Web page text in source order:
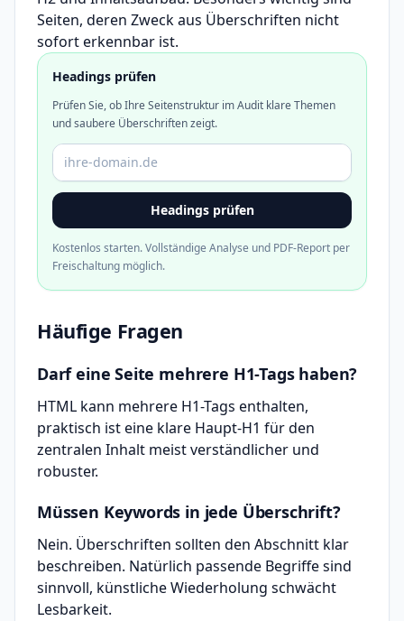
Seiten, deren Zweck aus Überschriften nicht
sofort erkennbar ist.
Headings prüfen
Prüfen Sie, ob Ihre Seitenstruktur im Audit klare Themen
und saubere Überschriften zeigt.
Domain oder URL
Headings prüfen
Kostenlos starten. Vollständige Analyse und PDF-Report per
Freischaltung möglich.
Häufige Fragen
Darf eine Seite mehrere H1-Tags haben?
HTML kann mehrere H1-Tags enthalten,
praktisch ist eine klare Haupt-H1 für den
zentralen Inhalt meist verständlicher und
robuster.
Müssen Keywords in jede Überschrift?
Nein. Überschriften sollten den Abschnitt klar
beschreiben. Natürlich passende Begriffe sind
sinnvoll, künstliche Wiederholung schwächt
Lesbarkeit.